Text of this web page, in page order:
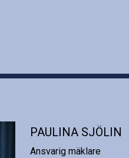
PAULINA SJÖLIN
Ansvarig mäklare